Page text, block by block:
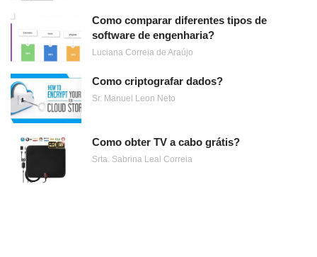
Como comparar diferentes tipos de
software de engenharia?
Luciana Correia de Araújo
Como criptografar dados?
Sr. Manuel Leon Neto
Como obter TV a cabo grátis?
Srta. Sabrina Leal Correia